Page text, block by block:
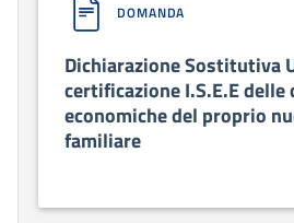
DOMANDA
Dichiarazione Sostitutiva
certificazione I.S.E.E delle
economiche del proprio
familiare